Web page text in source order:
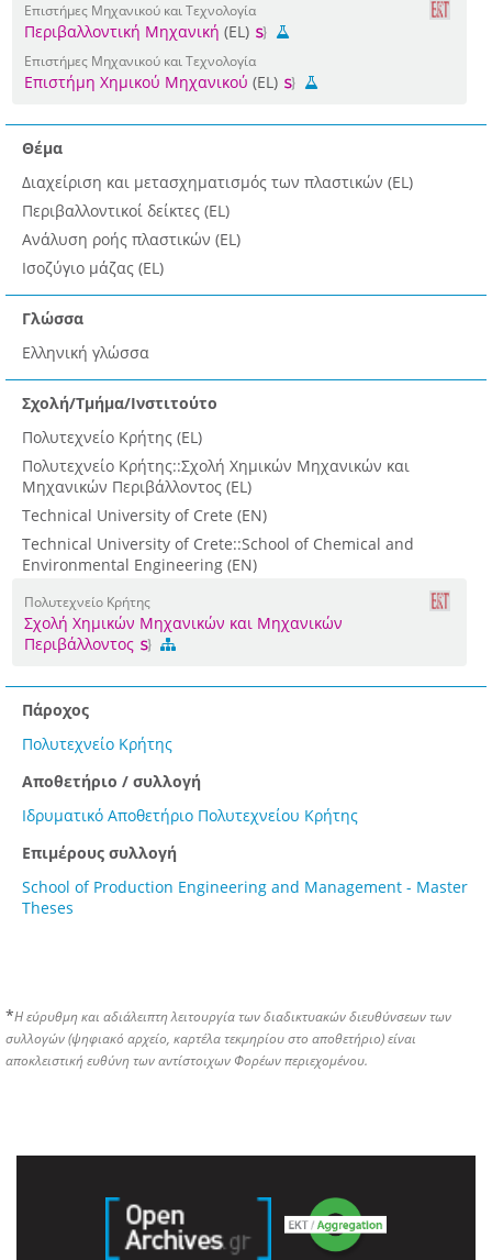
Επιστήμες Μηχανικού και Τεχνολογία
Περιβαλλοντική Μηχανική (EL)
Επιστήμες Μηχανικού και Τεχνολογία
Επιστήμη Χημικού Μηχανικού (EL)
Θέμα
Διαχείριση και μετασχηματισμός των πλαστικών (EL)
Περιβαλλοντικοί δείκτες (EL)
Ανάλυση ροής πλαστικών (EL)
Ισοζύγιο μάζας (EL)
Γλώσσα
Ελληνική γλώσσα
Σχολή/Τμήμα/Ινστιτούτο
Πολυτεχνείο Κρήτης (EL)
Πολυτεχνείο Κρήτης::Σχολή Χημικών Μηχανικών και
Μηχανικών Περιβάλλοντος (EL)
Technical University of Crete (EN)
Technical University of Crete::School of Chemical and
Environmental Engineering (EN)
Πολυτεχνείο Κρήτης
Σχολή Χημικών Μηχανικών και Μηχανικών
Περιβάλλοντος
Πάροχος
Πολυτεχνείο Κρήτης
Αποθετήριο / συλλογή
Ιδρυματικό Αποθετήριο Πολυτεχνείου Κρήτης
Επιμέρους συλλογή
School of Production Engineering and Management - Master
Theses
*Η εύρυθμη και αδιάλειπτη λειτουργία των διαδικτυακών διευθύνσεων των
συλλογών (ψηφιακό αρχείο, καρτέλα τεκμηρίου στο αποθετήριο) είναι
αποκλειστική ευθύνη των αντίστοιχων Φορέων περιεχομένου.